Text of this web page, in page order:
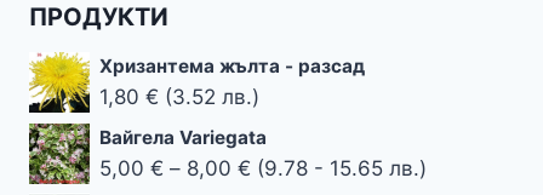
ПРОДУКТИ
Хризантема жълта - разсад
1,80 € (3.52 лв.)
Вайгела Variegata
5,00 € – 8,00 € Price
(9.78 - 15.65 лв.)